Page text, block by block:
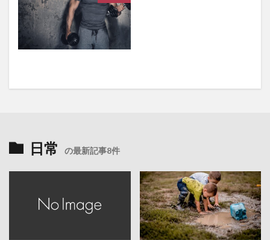
日常 の最新記事8件